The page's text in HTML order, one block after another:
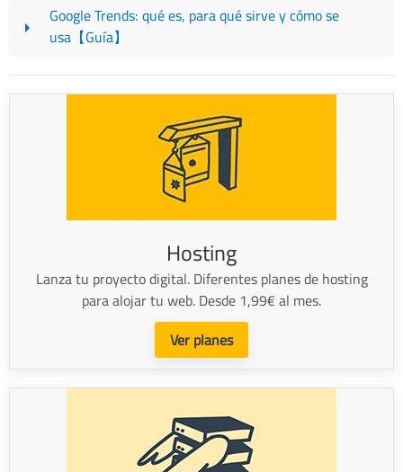
Google Trends: qué es, para qué sirve y cómo se
usa【Guía】
Hosting
Lanza tu proyecto digital. Diferentes planes de hosting
para alojar tu web. Desde 1,99€ al mes.
Ver planes